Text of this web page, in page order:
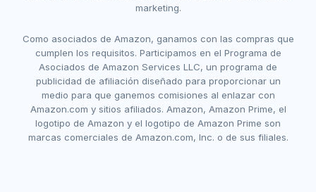
marketing.
Como asociados de Amazon, ganamos con las compras que
cumplen los requisitos. Participamos en el Programa de
Asociados de Amazon Services LLC, un programa de
publicidad de afiliación diseñado para proporcionar un
medio para que ganemos comisiones al enlazar con
Amazon.com y sitios afiliados. Amazon, Amazon Prime, el
logotipo de Amazon y el logotipo de Amazon Prime son
marcas comerciales de Amazon.com, Inc. o de sus filiales.